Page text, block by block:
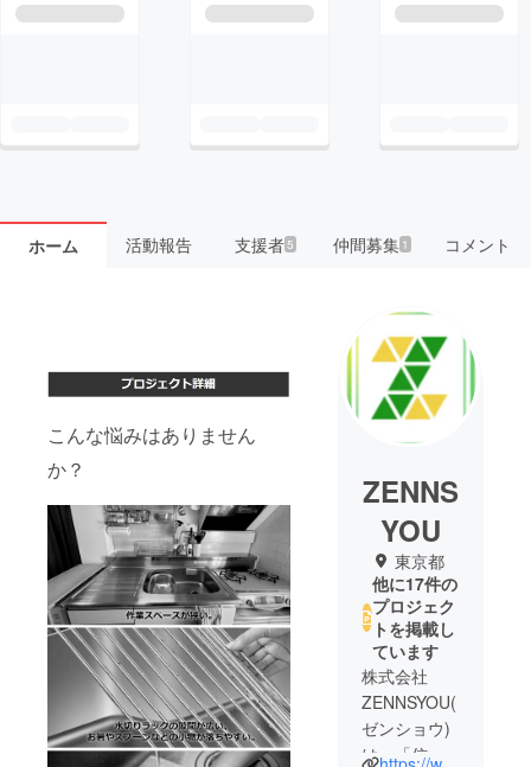
ホーム 活動報告 支援者5 仲間募集 1 コメント
こんな悩みはありません
か？
ZENNS
YOU
東京都
他に17件の
プロジェク
トを掲載し
ています
株式会社
ZENNSYOU(
ゼンショウ)
は、「信